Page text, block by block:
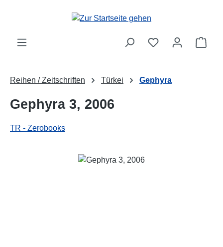
Zum Hauptinhalt springen
Reihen / Zeitschriften Türkei Gephyra
Gephyra 3, 2006
TR - Zerobooks
Bildergalerie überspringen